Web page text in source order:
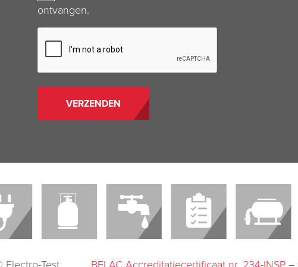
ontvangen.
Electro-Test BELAC Accreditatiecertificaat nr. 234-INSP –